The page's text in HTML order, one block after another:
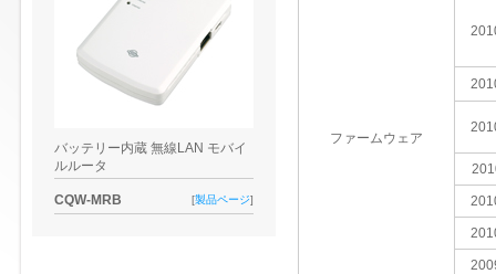
バッテリー内蔵 無線LAN モバイ
ルルータ
CQW-MRB [製品ページ]
ファームウェア